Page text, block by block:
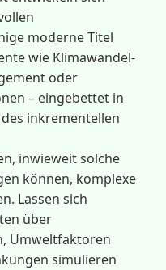
moderne Titel
wie Klimawandel-
oder
– eingebettet in
inkrementellen
inwieweit solche
können, komplexe
Lassen sich
über
Umweltfaktoren
simulieren